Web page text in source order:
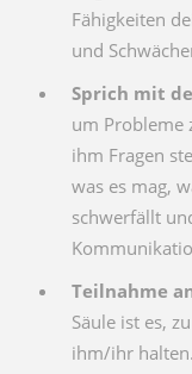
Fähigkeiten
und
Sprich mit
um Probleme
ihm Fragen
was es mag,
schwerfällt
Teilnahme
Säule ist es,
ihm/ihr